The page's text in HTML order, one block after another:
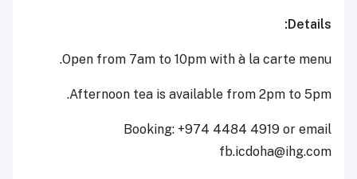
Details:
Open from 7am to 10pm with à la carte menu.
Afternoon tea is available from 2pm to 5pm.
Booking: +974 4484 4919 or email
fb.icdoha@ihg.com